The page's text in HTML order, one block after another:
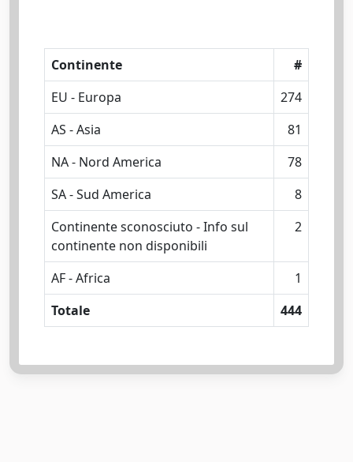
Continente
#
EU - Europa
274
AS - Asia
81
NA - Nord America
78
SA - Sud America
8
Continente sconosciuto - Info sul
continente non disponibili
2
AF - Africa
1
Totale
444